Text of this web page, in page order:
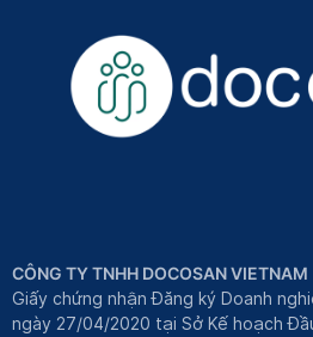
CÔNG TY TNHH DOCOSAN VIETNAM
Giấy chứng nhận Đăng ký Doanh
ngày 27/04/2020 tại Sở Kế hoạch